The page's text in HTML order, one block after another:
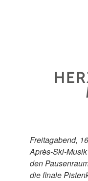
Freitagabend,
Après-Ski-
den
die finale